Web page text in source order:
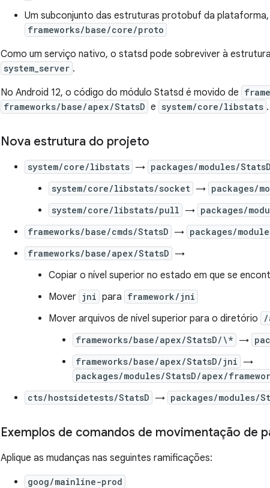
Um subconjunto das estruturas protobuf da
frameworks/base/core/proto
Como um serviço nativo, o statsd pode sobreviver à
system_server .
No Android 12, o código do módulo Statsd é movido de
frameworks/base/apex/StatsD e system/core/libstats .
Nova estrutura do projeto
system/core/libstats → packages/modules/
system/core/libstats/socket → packages/
system/core/libstats/pull → packages/
frameworks/base/cmds/StatsD → packages/
frameworks/base/apex/StatsD →
Copiar o nível superior no estado em que se
Mover jni para framework/jni
Mover arquivos de nível superior para o diretório
/
frameworks/base/apex/StatsD/\* →
frameworks/base/apex/StatsD/jni →
packages/modules/StatsD/apex/
cts/hostsidetests/StatsD → packages/modules/
Exemplos de comandos de movimentação de
Aplique as mudanças nas seguintes ramificações:
goog/mainline-prod